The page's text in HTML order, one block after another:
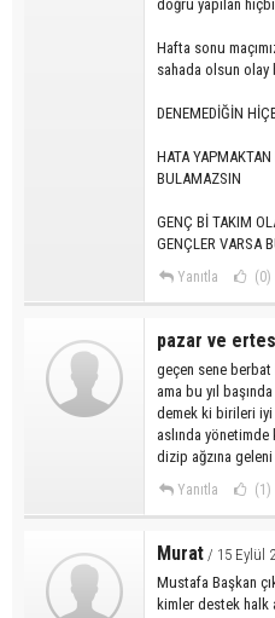
doğru yapılan
Hafta sonu
sahada olsun olay
DENEMEDİĞİN
HATA
BULAMAZSIN
GENÇ Bİ TAKIM
GENÇLER VARSA
Yanıtla (0)
pazar ve
geçen sene
ama bu yıl
demek ki birileri iyi
aslında
dizip ağzına
Yanıtla (1)
Murat / 15 Eylül
Mustafa Başkan
kimler destek halk